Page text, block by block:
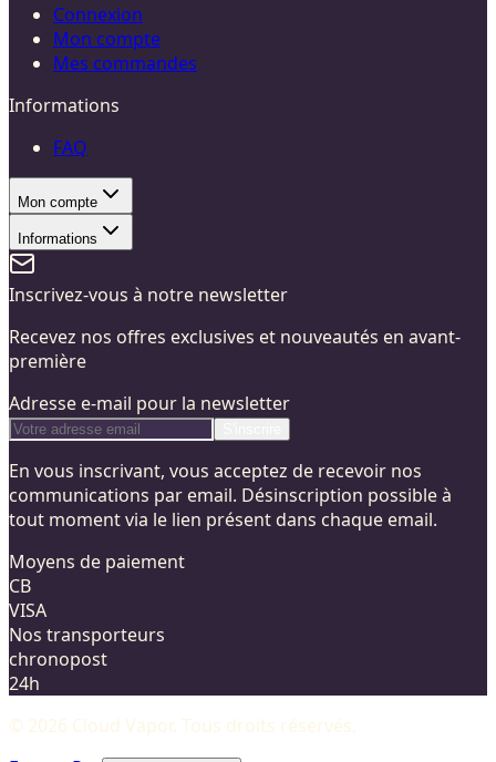
Connexion
Mon compte
Mes commandes
Informations
FAQ
Mon compte
Informations
Inscrivez-vous à notre newsletter
Recevez nos offres exclusives et nouveautés en avant-
première
Adresse e-mail pour la newsletter
En vous inscrivant, vous acceptez de recevoir nos
communications par email. Désinscription possible à
tout moment via le lien présent dans chaque email.
Moyens de paiement
CB
VISA
Nos transporteurs
chronopost
24h
© 2026 Cloud Vapor. Tous droits réservés.